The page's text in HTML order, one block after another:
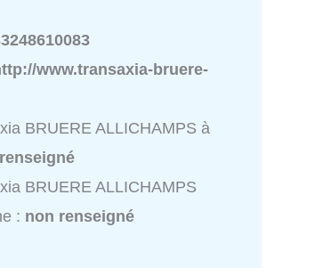
www.transaxia-bruere-
BRUERE ALLICHAMPS à
BRUERE ALLICHAMPS
: non renseigné